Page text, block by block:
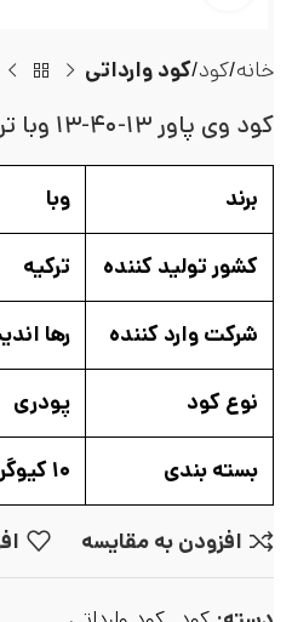
خانه کود کود وارداتی
کود وی پاور ۱۳-۴۰-۱۳ وبا ترکیه
برند وبا
کشور تولید کننده ترکیه
شرکت وارد کننده رها
نوع کود پودری
بسته بندی ۱۰ کیوگرم
افزودن به مقایسه